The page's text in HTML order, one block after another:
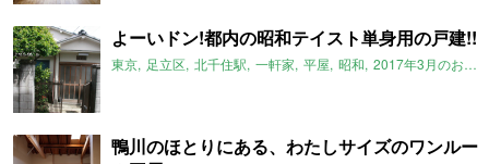
よーいドン!都内の昭和テイスト単身用の戸建!!
東京 足立区 北千住駅 一軒家 平屋 昭和 2017年3月のおすすめ
鴨川のほとりにある、わたしサイズのワンルー